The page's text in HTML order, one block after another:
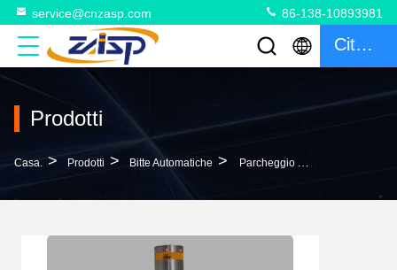
service@cnzasp.com 86-138-10893981
Citazione
Prodotti
Casa. > Prodotti > Bitte Automatiche > Parcheggio Alberghiero Reso Facile 304 In Acciaio Inossidabile ZASP Bollard Con Luce LED Bollard